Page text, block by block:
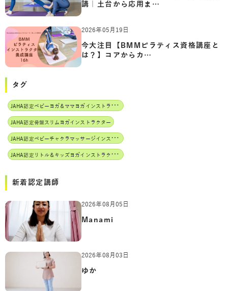
講｜土台から応用ま…
2026年05月19日
今大注目【BMMピラティス資格講座と
は？】コアからカ…
タグ
J
AHA認定ベビーヨガ＆ママヨガインストラクター
JAHA認定骨盤スリムヨガインストラクター
J
AHA認定ベビーチャクラマッサージインストラクター
J
AHA認定リトル＆キッズヨガインストラクター
新着認定講師
2026年08月05日
Manami
2026年08月03日
ゆか